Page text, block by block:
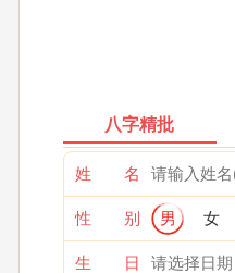
八字精批
姓 名
性 别 男 女
生 日